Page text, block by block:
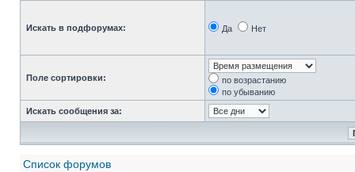
Искать в подфорумах: Да Нет
Поле сортировки:
по возрастанию
по убыванию
Искать сообщения за:
Список форумов